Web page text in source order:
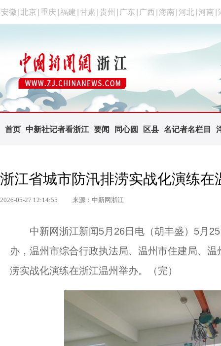
安徽 北京 重庆 福建 甘肃 贵州 广东 广西 海南 河北 河南
首页 中新社记者看浙江 要闻 同心圆 区县 名记者名栏目
浙江省城市防汛排涝实战化演练在
2026-05-27 12:14:55 来源：中新网浙江
中新网浙江新闻5月26日电（胡丰盛）5月25
办，温州市综合行政执法局、温州市住建局、
涝实战化演练在浙江温州举办。（完）